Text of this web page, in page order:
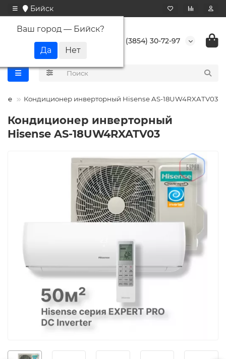
Бийск
Ваш город — Бийск?
+7 (3854) 30-72-97
Кондиционер инверторный Hisense AS-18UW4RXATV03
Кондиционер инверторный
Hisense AS-18UW4RXATV03